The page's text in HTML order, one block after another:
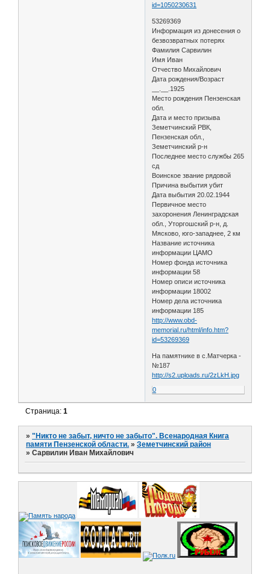
id=1050230631
53269369
Информация из донесения о
безвозвратных потерях
Фамилия Сарвилин
Имя Иван
Отчество Михайлович
Дата рождения/Возраст
__.__.1925
Место рождения Пензенская
обл.
Дата и место призыва
Земетчинский РВК,
Пензенская обл.,
Земетчинский р-н
Последнее место службы 265
сд
Воинское звание рядовой
Причина выбытия убит
Дата выбытия 20.02.1944
Первичное место
захоронения Ленинградская
обл., Уторгошский р-н, д.
Мясково, юго-западнее, 2 км
Название источника
информации ЦАМО
Номер фонда источника
информации 58
Номер описи источника
информации 18002
Номер дела источника
информации 185
http://www.obd-
memorial.ru/html/info.htm?
id=53269369
На памятнике в с.Матчерка -
№187
http://s2.uploads.ru/2zLkH.jpg
0
Страница:1
»"Никто не забыт, ничто не забыто". Всенародная Книга
памяти Пензенской области. »Земетчинский район
»Сарвилин Иван Михайлович